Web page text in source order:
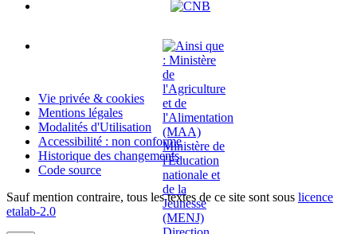
Vie privée & cookies
Mentions légales
Modalités d'Utilisation
Accessibilité : non conforme
Historique des changements
Code source
Sauf mention contraire, tous les textes de ce site sont sous licence
etalab-2.0